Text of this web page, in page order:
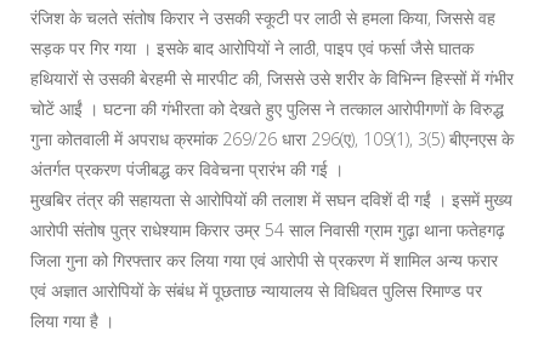
रंजिश के चलते संतोष किरार ने उसकी स्कूटी पर लाठी से हमला किया, जिससे वह
सड़क पर गिर गया । इसके बाद आरोपियों ने लाठी, पाइप एवं फर्सा जैसे घातक
हथियारों से उसकी बेरहमी से मारपीट की, जिससे उसे शरीर के विभिन्न हिस्सों में गंभीर
चोटें आईं । घटना की गंभीरता को देखते हुए पुलिस ने तत्काल आरोपीगणों के विरुद्ध
गुना कोतवाली में अपराध क्रमांक 269/26 धारा 296(ए), 109(1), 3(5) बीएनएस के
अंतर्गत प्रकरण पंजीबद्ध कर विवेचना प्रारंभ की गई ।
मुखबिर तंत्र की सहायता से आरोपियों की तलाश में सघन दविशें दी गईं । इसमें मुख्य
आरोपी संतोष पुत्र राधेश्याम किरार उम्र 54 साल निवासी ग्राम गुढ़ा थाना फतेहगढ़
जिला गुना को गिरफ्तार कर लिया गया एवं आरोपी से प्रकरण में शामिल अन्य फरार
एवं अज्ञात आरोपियों के संबंध में पूछताछ न्यायालय से विधिवत पुलिस रिमाण्ड पर
लिया गया है ।